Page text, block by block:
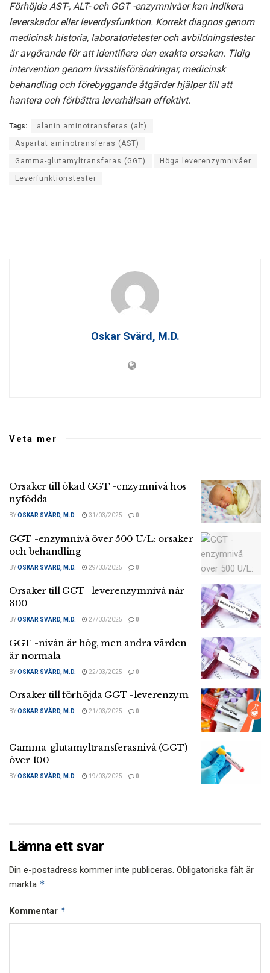
Förhöjda AST-, ALT- och GGT -enzymnivåer kan indikera
leverskador eller leverdysfunktion. Korrekt diagnos genom
medicinsk historia, laboratorietester och avbildningstester
är avgörande för att identifiera den exakta orsaken. Tidig
intervention genom livsstilsförändringar, medicinsk
behandling och förebyggande åtgärder hjälper till att
hantera och förbättra leverhälsan effektivt.
Tags: alanin aminotransferas (alt)
Aspartat aminotransferas (AST)
Gamma-glutamyltransferas (GGT) Höga leverenzymnivåer
Leverfunktionstester
Oskar Svärd, M.D.
Veta mer
Orsaker till ökad GGT -enzymnivå hos
nyfödda
BYOSKAR SVÄRD, M.D. 31/03/2025 0
GGT -enzymnivå över 500 U/L: orsaker
och behandling
BYOSKAR SVÄRD, M.D. 29/03/2025 0
Orsaker till GGT -leverenzymnivå når
300
BYOSKAR SVÄRD, M.D. 27/03/2025 0
GGT -nivån är hög, men andra värden
är normala
BYOSKAR SVÄRD, M.D. 22/03/2025 0
Orsaker till förhöjda GGT -leverenzym
BYOSKAR SVÄRD, M.D. 21/03/2025 0
Gamma-glutamyltransferasnivå (GGT)
över 100
BYOSKAR SVÄRD, M.D. 19/03/2025 0
Lämna ett svar
Din e-postadress kommer inte publiceras. Obligatoriska fält är
märkta *
Kommentar *